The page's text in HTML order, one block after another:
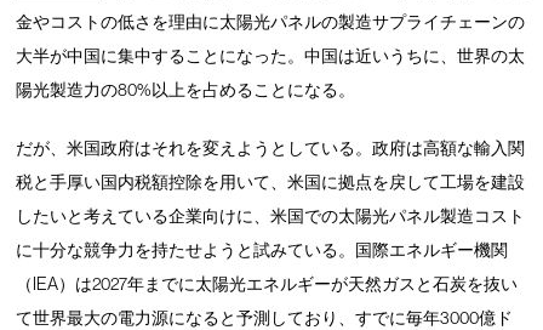
金やコストの低さを理由に太陽光パネルの製造サプライチェーンの
大半が中国に集中することになった。中国は近いうちに、世界の太
陽光製造力の80%以上を占めることになる。
だが、米国政府はそれを変えようとしている。政府は高額な輸入関
税と手厚い国内税額控除を用いて、米国に拠点を戻して工場を建設
したいと考えている企業向けに、米国での太陽光パネル製造コスト
に十分な競争力を持たせようと試みている。国際エネルギー機関
（IEA）は2027年までに太陽光エネルギーが天然ガスと石炭を抜い
て世界最大の電力源になると予測しており、すでに毎年3000億ド